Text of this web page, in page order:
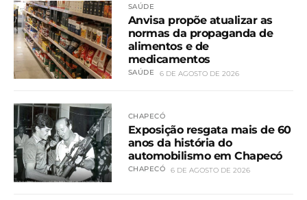
SAÚDE
Anvisa propõe atualizar as
normas da propaganda de
alimentos e de
medicamentos
SAÚDE 6 DE AGOSTO DE 2026
CHAPECÓ
Exposição resgata mais de 60
anos da história do
automobilismo em Chapecó
CHAPECÓ 6 DE AGOSTO DE 2026